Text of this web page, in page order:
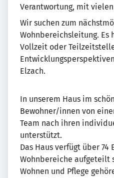
Verantwortung, mit
Wir suchen zum
Wohnbereichsleitung. Es
Vollzeit oder
Elzach.
In unserem Haus im
Bewohner/innen von
Team nach ihren
unterstützt.
Das Haus verfügt über
Wohnbereiche aufgeteilt
Wohnen und Pflege